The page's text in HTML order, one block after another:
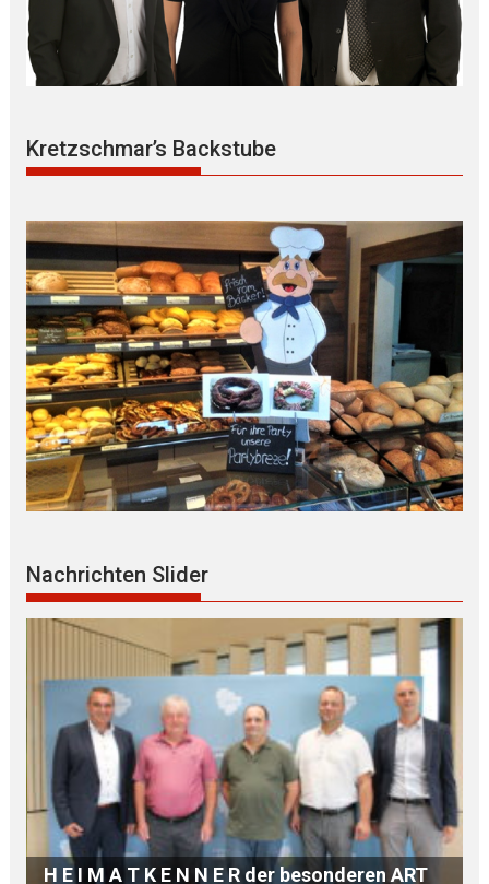
Kretzschmar’s Backstube
Nachrichten Slider
„HER SOUND – THEIR VOICES: Fanny H E N S
E L und Zeitgenossinnen“